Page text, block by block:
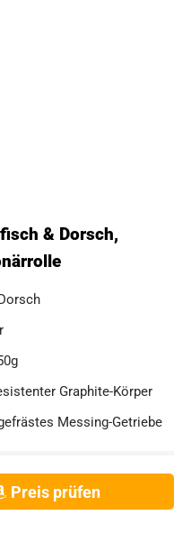
& Dorsch,
Graphite-Körper
Messing-Getriebe
Preis prüfen